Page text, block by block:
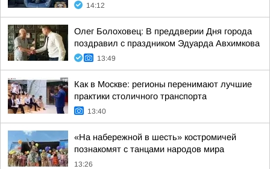
14:12
Олег Болоховец: В преддверии Дня города
поздравил с праздником Эдуарда Авхимкова
13:49
Как в Москве: регионы перенимают лучшие
практики столичного транспорта
13:40
«На набережной в шесть» костромичей
познакомят с танцами народов мира
13:26